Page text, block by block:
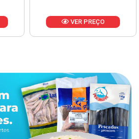
VER PREÇO